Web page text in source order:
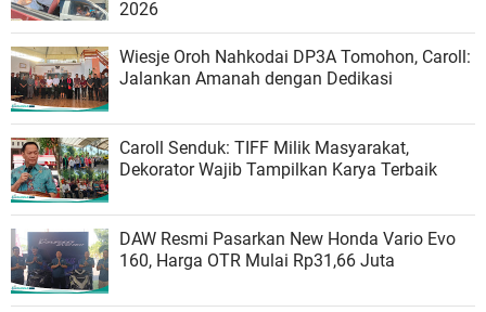
2026
Wiesje Oroh Nahkodai DP3A Tomohon, Caroll:
Jalankan Amanah dengan Dedikasi
Caroll Senduk: TIFF Milik Masyarakat,
Dekorator Wajib Tampilkan Karya Terbaik
DAW Resmi Pasarkan New Honda Vario Evo
160, Harga OTR Mulai Rp31,66 Juta